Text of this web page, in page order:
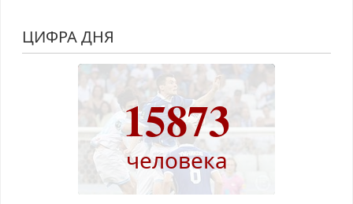
ЦИФРА ДНЯ
15873
человека